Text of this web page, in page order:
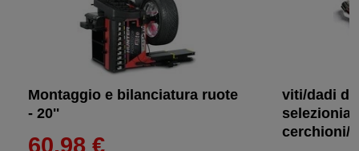
Montaggio e bilanciatura ruote
- 20''
60,98 €
viti/dadi di
cerchioni/